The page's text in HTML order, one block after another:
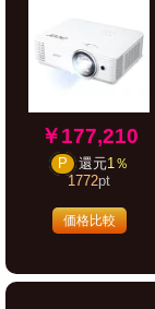
￥177,210
P 還元1％
1772pt
価格比較